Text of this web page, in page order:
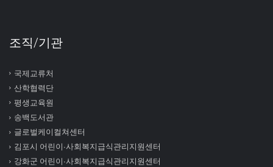
조직/기관
국제교류처
산학협력단
평생교육원
송백도서관
글로벌케이컬쳐센터
김포시 어린이∙사회복지급식관리지원센터
강화군 어린이∙사회복지급식관리지원센터